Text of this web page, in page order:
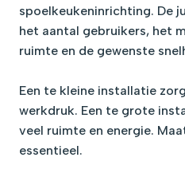
spoelkeukeninrichting. De
het aantal gebruikers, het
ruimte en de gewenste
Een te kleine installatie
werkdruk. Een te grote
veel ruimte en energie.
essentieel.